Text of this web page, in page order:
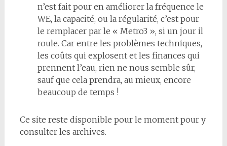
n’est fait pour en améliorer la fréquence le
WE, la capacité, ou la régularité, c’est pour
le remplacer par le « Metro3 », si un jour il
roule. Car entre les problèmes techniques,
les coûts qui explosent et les finances qui
prennent l’eau, rien ne nous semble sûr,
sauf que cela prendra, au mieux, encore
beaucoup de temps !
Ce site reste disponible pour le moment pour y
consulter les archives.